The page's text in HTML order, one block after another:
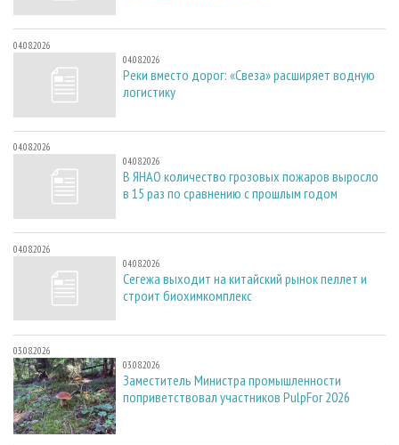
04.08.2026
04.08.2026
Реки вместо дорог: «Свеза» расширяет водную
логистику
04.08.2026
04.08.2026
В ЯНАО количество грозовых пожаров выросло
в 15 раз по сравнению с прошлым годом
04.08.2026
04.08.2026
Сегежа выходит на китайский рынок пеллет и
строит биохимкомплекс
03.08.2026
03.08.2026
Заместитель Министра промышленности
поприветствовал участников PulpFor 2026